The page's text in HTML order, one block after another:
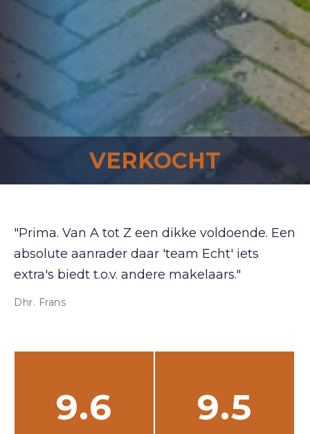
VERKOCHT
9.6 9.5
"Prima. Van A tot Z een dikke voldoende. Een
absolute aanrader daar 'team Echt' iets
extra's biedt t.o.v. andere makelaars."
Dhr. Frans